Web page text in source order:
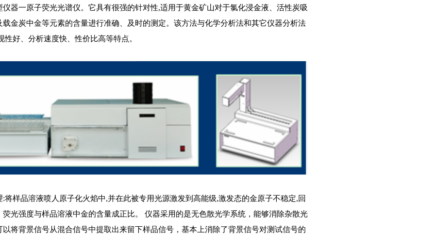
器一原子荧光光谱仪。它具有很强的针对性,适用于黄金矿山对于氯化浸金液、活性炭吸
金炭中金等元素的含量进行准确、及时的测定。该方法与化学分析法和其它仪器分析法
好、分析速度快、性价比高等特点。
将样品溶液喷人原子化火焰中,并在此被专用光源激发到高能级,激发态的金原子不稳定,回
光强度与样品溶液中金的含量成正比。 仪器采用的是无色散光学系统，能够消除杂散光
将背景信号从混合信号中提取出来留下样品信号，基本上消除了背景信号对测试信号的